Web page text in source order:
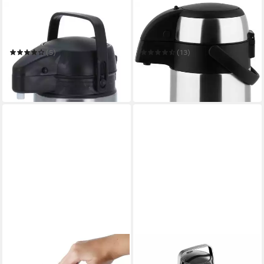
Pump-Isolierkanne
Isolierkanne Pumpkanne
Kaffeekanne 1,9L
(5)
19,95 € 34,95 €
-43%
in 5-6 Werktagen bei dir
CS KOCH-SYSTEME
Pump-Isolierkanne PASSAU,
doppelwandiger Edelstahl
(13)
ab 31,40 €
in 3-4 Werktagen bei dir
Pump-Isolierkanne Budget
Pump-Isolierkanne Airpot